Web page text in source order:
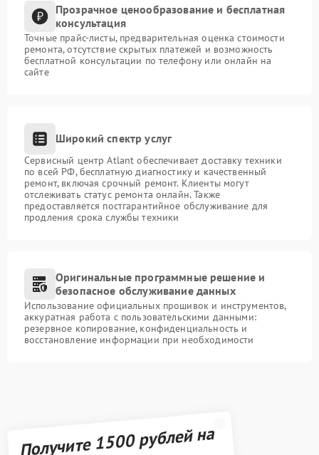
Прозрачное ценообразование и бесплатная
консультация
Точные прайс-листы, предварительная оценка стоимости
ремонта, отсутствие скрытых платежей и возможность
бесплатной консультации по телефону или онлайн на
сайте
Широкий спектр услуг
Сервисный центр Atlant обеспечивает доставку техники
по всей РФ, бесплатную диагностику и качественный
ремонт, включая срочный ремонт. Клиенты могут
отслеживать статус ремонта онлайн. Также
предоставляется постгарантийное обслуживание для
продления срока службы техники
Оригинальные программные решение и
безопасное обслуживание данных
Использование официальных прошивок и инструментов,
аккуратная работа с пользовательскими данными:
резервное копирование, конфиденциальность и
восстановление информации при необходимости
Получите 1500 рублей на